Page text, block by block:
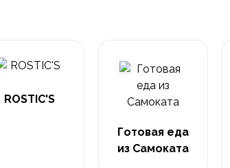
ROSTIC'S
Готовая еда
из Самоката